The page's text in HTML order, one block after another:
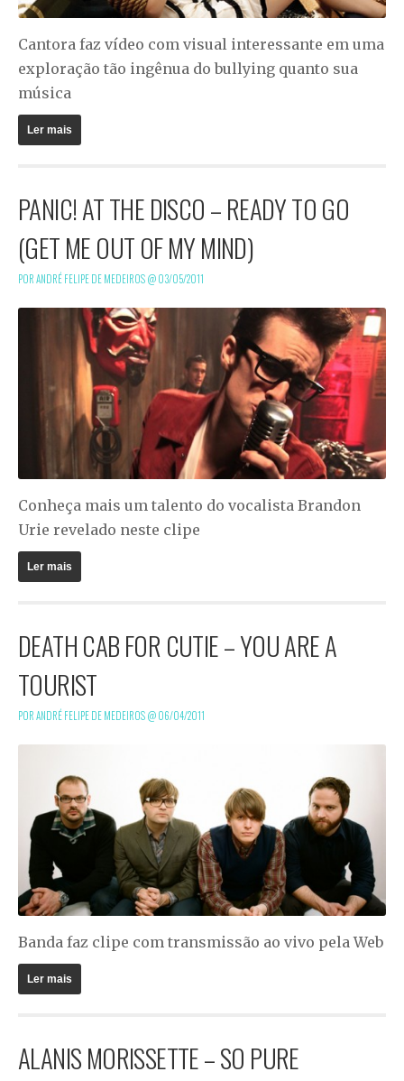
Cantora faz vídeo com visual interessante em uma
exploração tão ingênua dobullying quanto sua
música
Ler mais
PANIC! AT THE DISCO – READY TO GO
(GET ME OUT OF MY MIND)
POR ANDRÉ FELIPE DE MEDEIROS @03/05/2011
Conheça mais um talento do vocalista Brandon
Urie revelado neste clipe
Ler mais
DEATH CAB FOR CUTIE – YOU ARE A
TOURIST
POR ANDRÉ FELIPE DE MEDEIROS @06/04/2011
Banda faz clipe com transmissão ao vivo pela Web
Ler mais
ALANIS MORISSETTE – SO PURE